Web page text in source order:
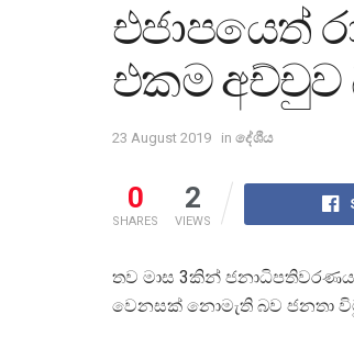
එජාපයෙත්
එකම අච්චුව
23 August 2019 in දේශීය
0
SHARES
2
VIEWS
තව මාස 3කින් ජනාධිපතිවරණය
වෙනසක් නොමැති බව ජනතා